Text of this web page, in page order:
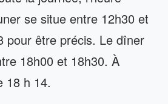
se situe entre 12h30 et
pour être précis. Le dîner
18h00 et 18h30. À
18 h 14.